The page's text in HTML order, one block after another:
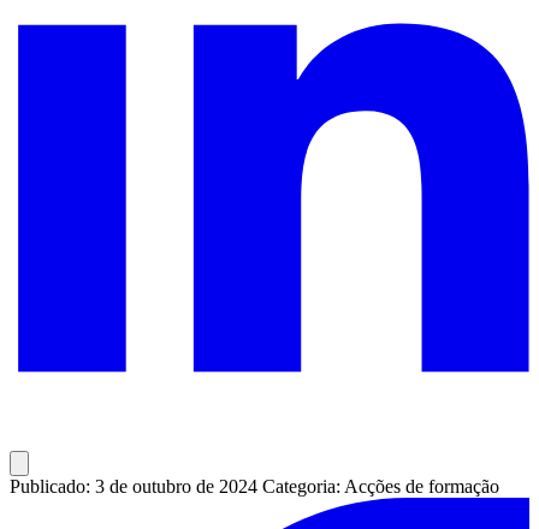
Publicado: 3 de outubro de 2024 Categoria: Acções de formação